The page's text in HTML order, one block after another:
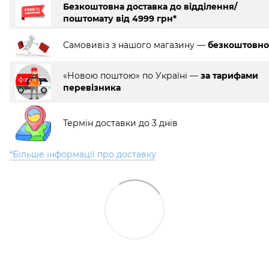
Безкоштовна доставка до відділення/
поштомату від 4999 грн*
Самовивіз з нашого магазину — безкоштовно
«Новою поштою» по Україні — за тарифами
перевізника
Термін доставки до 3 днів
*Більше інформації про доставку